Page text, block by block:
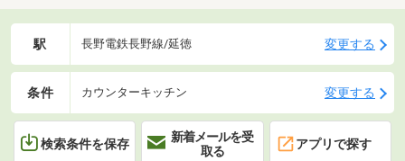
駅 長野電鉄長野線/延徳 変更する
条件 カウンターキッチン 変更する
検索条件を保存
新着メールを受
取る
アプリで探す